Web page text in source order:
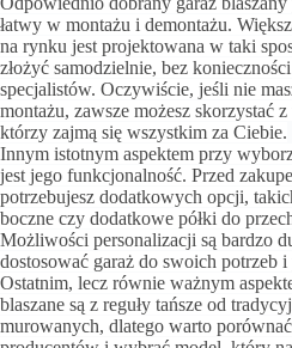
łatwy w montażu i demontażu.
na rynku jest projektowana w taki
złożyć samodzielnie, bez
specjalistów. Oczywiście, jeśli nie
montażu, zawsze możesz skorzystać
którzy zajmą się wszystkim za Ciebie.
Innym istotnym aspektem przy
jest jego funkcjonalność. Przed
potrzebujesz dodatkowych opcji,
boczne czy dodatkowe półki do
Możliwości personalizacji są bardzo
dostosować garaż do swoich potrzeb
Ostatnim, lecz równie ważnym
blaszane są z reguły tańsze od
murowanych, dlatego warto